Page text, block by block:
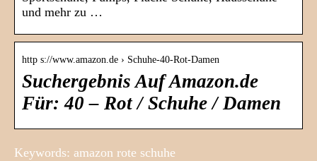
und mehr zu …
http s://www.amazon.de › Schuhe-40-Rot-Damen
Suchergebnis Auf Amazon.de
Für: 40 – Rot / Schuhe / Damen
Keywords: amazon rote schuhe